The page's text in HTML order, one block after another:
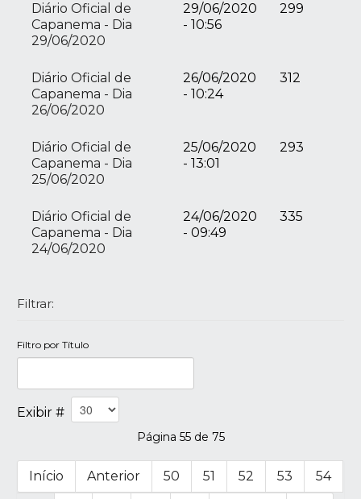
Diário Oficial de
Capanema - Dia
29/06/2020
29/06/2020
- 10:56
299
Diário Oficial de
Capanema - Dia
26/06/2020
26/06/2020
- 10:24
312
Diário Oficial de
Capanema - Dia
25/06/2020
25/06/2020
- 13:01
293
Diário Oficial de
Capanema - Dia
24/06/2020
24/06/2020
- 09:49
335
Filtrar:
Filtro por Título
Exibir #
Página 55 de 75
Início Anterior 50 51 52 53 54